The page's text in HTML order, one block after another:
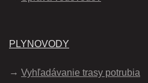
PLYNOVODY
Vyhľadávanie trasy potrubia